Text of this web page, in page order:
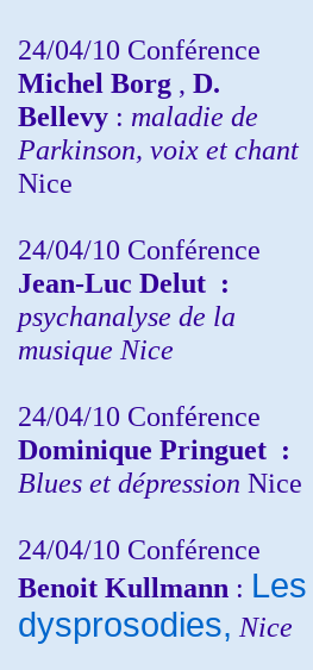
24/04/10 Conférence
Michel Borg , D.
Bellevy : maladie de
Parkinson, voix et chant
Nice
24/04/10 Conférence
Jean-Luc Delut :
psychanalyse de la
musique Nice
24/04/10 Conférence
Dominique Pringuet :
Blues et dépression Nice
24/04/10 Conférence
Benoit Kullmann : Les
dysprosodies, Nice